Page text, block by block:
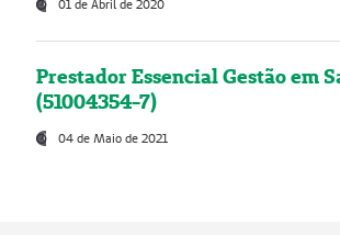
01 de Abril de 2020
Prestador Essencial Gestão em
(51004354-7)
04 de Maio de 2021